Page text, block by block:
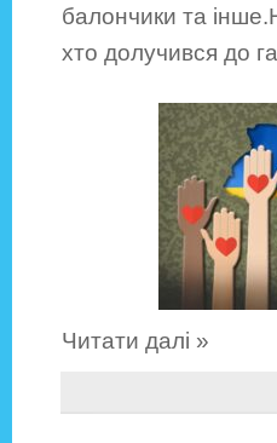
балончики та
хто долучився до
Читати далі »